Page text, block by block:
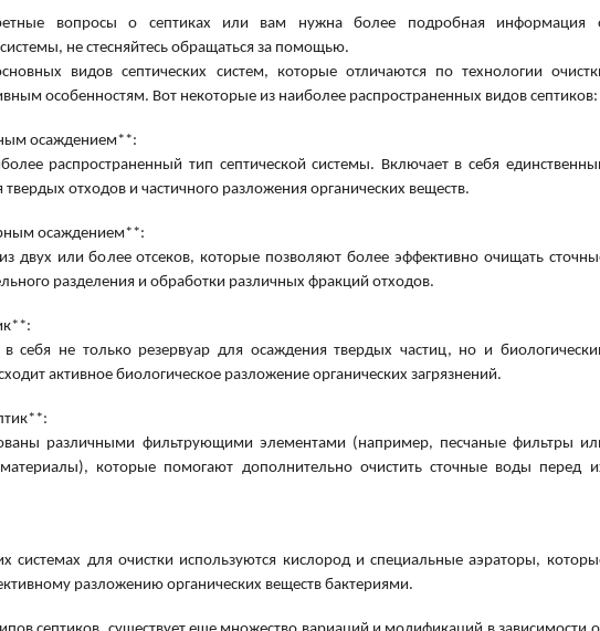
вопросы о септиках или вам нужна более подробная информация
не стесняйтесь обращаться за помощью.
видов септических систем, которые отличаются по технологии
особенностям. Вот некоторые из наиболее распространенных видов септиков:
осаждением**:
распространенный тип септической системы. Включает в себя
отходов и частичного разложения органических веществ.
осаждением**:
из двух или более отсеков, которые позволяют более эффективно очищать
разделения и обработки различных фракций отходов.
себя не только резервуар для осаждения твердых частиц, но и
активное биологическое разложение органических загрязнений.
различными фильтрующими элементами (например, песчаные фильтры
которые помогают дополнительно очистить сточные воды перед
системах для очистки используются кислород и специальные аэраторы,
разложению органических веществ бактериями.